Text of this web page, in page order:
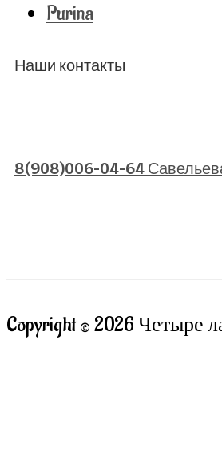
Purina
Наши контакты
8(908)006-04-64
Copyright © 2026 Четыре